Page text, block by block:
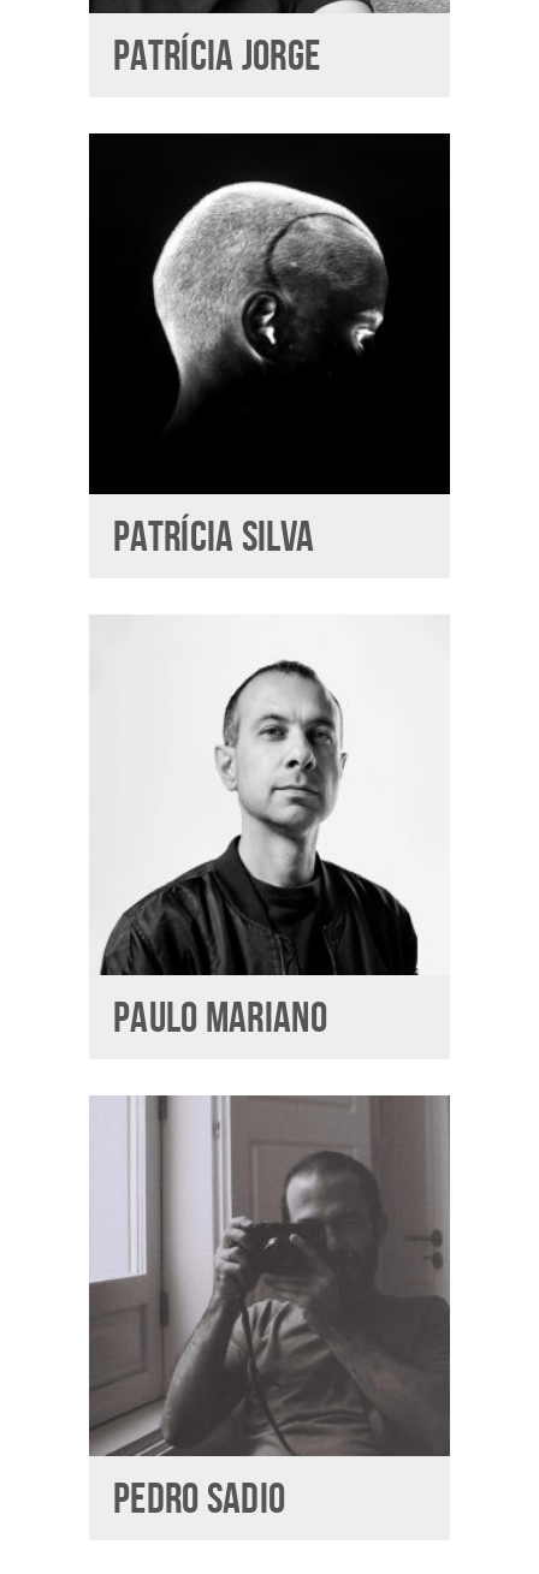
PATRÍCIA JORGE
PATRÍCIA SILVA
PAULO MARIANO
PEDRO SADIO